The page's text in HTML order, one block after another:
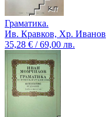
Граматика.
Ив. Кравков, Хр. Иванов
35,28 € / 69,00 лв.